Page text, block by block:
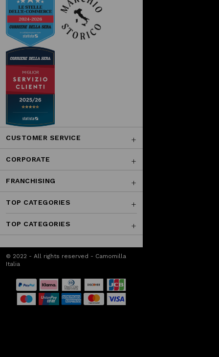
CUSTOMER SERVICE
CORPORATE
FRANCHISING
TOP CATEGORIES
TOP CATEGORIES
© 2022 - All rights reserved - Camomilla
Italia